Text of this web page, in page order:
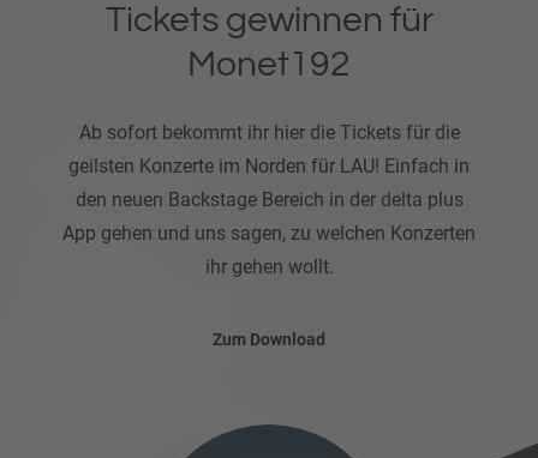
Tickets gewinnen für
Monet192
Ab sofort bekommt ihr hier die Tickets für die
geilsten Konzerte im Norden für LAU! Einfach in
den neuen Backstage Bereich in der delta plus
App gehen und uns sagen, zu welchen Konzerten
ihr gehen wollt.
Zum Download